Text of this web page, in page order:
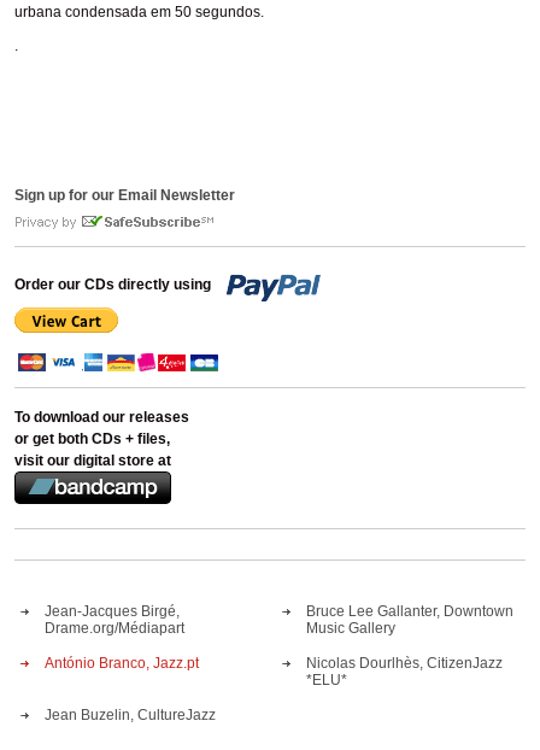
urbana condensada em 50 segundos.
.
Sign up for our Email Newsletter
Order our CDs directly using
To download our releases
or get both CDs + files,
visit our digital store at
Jean-Jacques Birgé,
Drame.org/Médiapart
Bruce Lee Gallanter, Downtown
Music Gallery
António Branco, Jazz.pt
Nicolas Dourlhès, CitizenJazz
*ELU*
Jean Buzelin, CultureJazz